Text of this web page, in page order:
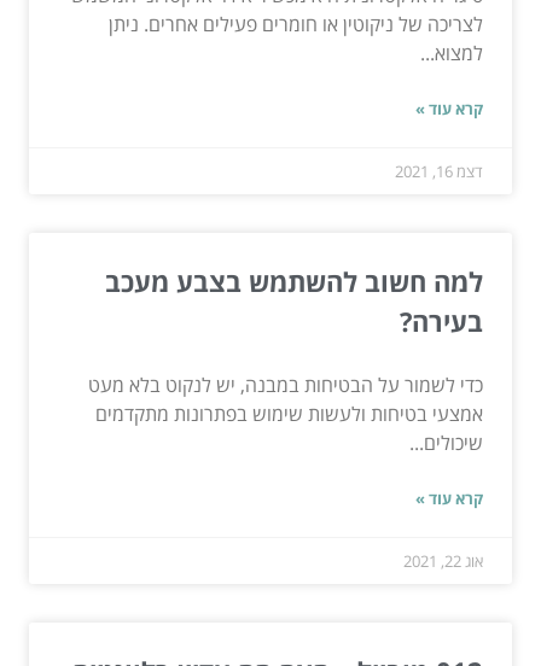
לצריכה של ניקוטין או חומרים פעילים אחרים. ניתן
למצוא...
קרא עוד »
דצמ 16, 2021
למה חשוב להשתמש בצבע מעכב
בעירה?
כדי לשמור על הבטיחות במבנה, יש לנקוט בלא מעט
אמצעי בטיחות ולעשות שימוש בפתרונות מתקדמים
שיכולים...
קרא עוד »
אוג 22, 2021